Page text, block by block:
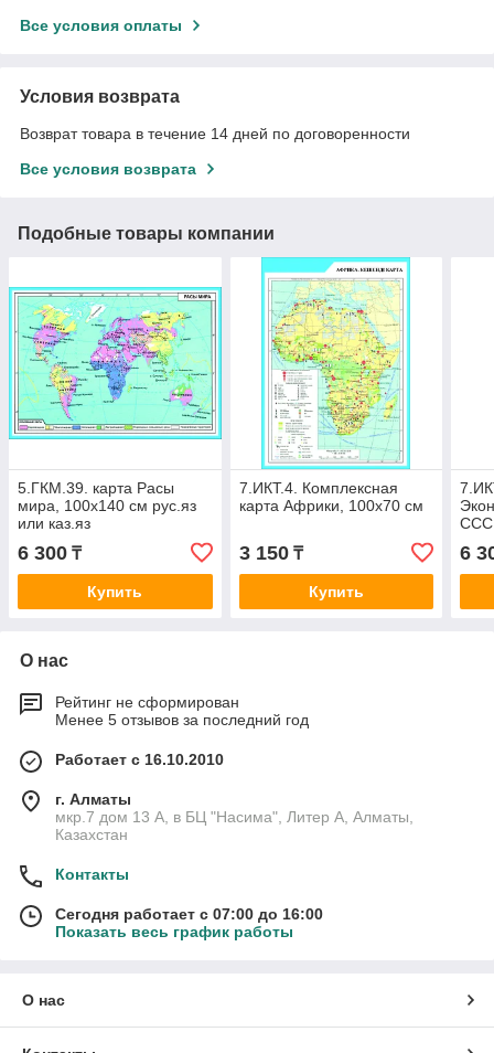
Все условия оплаты
Условия возврата
Возврат товара в течение 14 дней по договоренности
Все условия возврата
Подобные товары компании
5.ГКМ.39. карта Расы
мира, 100х140 см рус.яз
или каз.яз
6 300 ₸
Купить
7.ИКТ.4. Комплексная
карта Африки, 100х70 см
3 150₸
Купить
6
О нас
Рейтинг не сформирован
Менее 5 отзывов за последний год
Работает с 16.10.2010
г. Алматы
мкр.7 дом 13 А, в БЦ "Насима", Литер А, Алматы,
Казахстан
Контакты
Сегодня работает с 07:00 до 16:00
Показать весь график работы
О нас